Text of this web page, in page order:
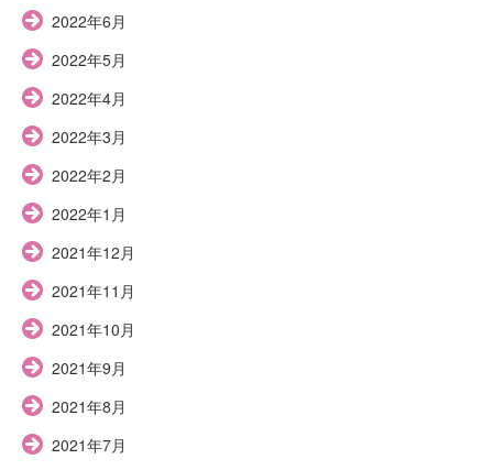
2022年6月
2022年5月
2022年4月
2022年3月
2022年2月
2022年1月
2021年12月
2021年11月
2021年10月
2021年9月
2021年8月
2021年7月